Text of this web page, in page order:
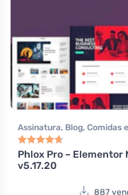
Assinatura, Blog, Comidas
Elementor,
Virtual Multiuso, Política,
Beleza, Som e video
Avaliação4.80
Phlox Pro – Elementor
v5.17.20
887